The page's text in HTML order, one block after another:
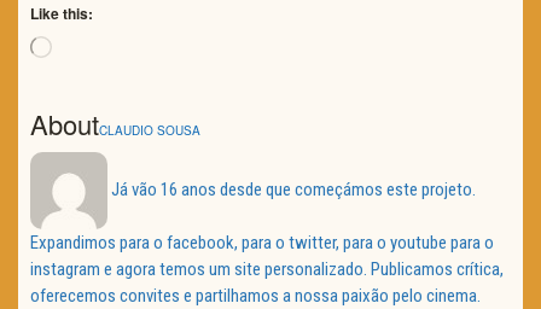
Like this:
Loading…
AboutCLAUDIO SOUSA
Já vão 16 anos desde que começámos este projeto.
Expandimos para o facebook, para o twitter, para o youtube para o
instagram e agora temos um site personalizado. Publicamos crítica,
oferecemos convites e partilhamos a nossa paixão pelo cinema.